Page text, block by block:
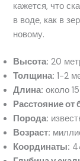
кажется, что
в воде, как в
новому.
Высота: 20
Толщина: 1-2
Длина: около
Расстояние от
Порода:
Возраст:
Координаты: